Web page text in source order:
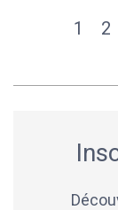
1 2